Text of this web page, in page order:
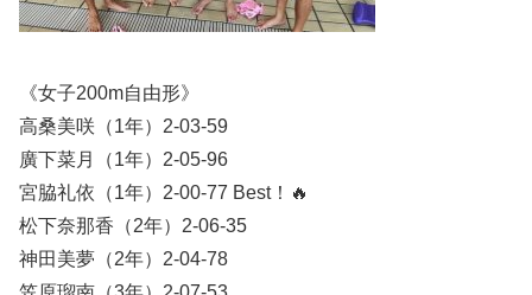
《女子200m自由形》
高桑美咲（1年）2-03-59
廣下菜月（1年）2-05-96
宮脇礼依（1年）2-00-77 Best！🔥
松下奈那香（2年）2-06-35
神田美夢（2年）2-04-78